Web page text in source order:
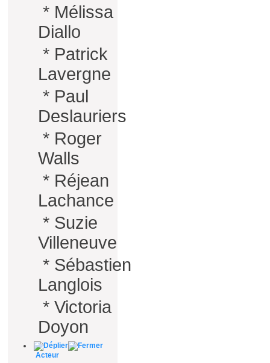
* Mélissa
Diallo
* Patrick
Lavergne
* Paul
Deslauriers
* Roger
Walls
* Réjean
Lachance
* Suzie
Villeneuve
* Sébastien
Langlois
* Victoria
Doyon
Acteur